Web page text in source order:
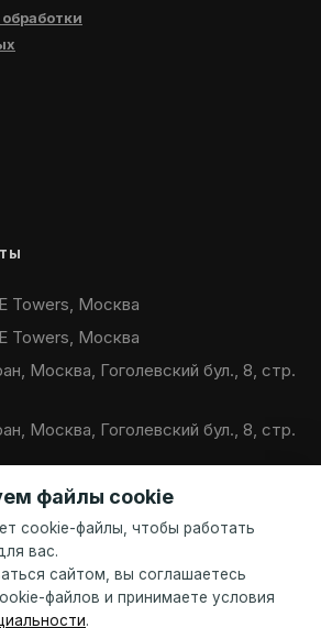
файлы cookie
cookie-файлы, чтобы работать
вас.
сайтом, вы соглашаетесь
файлов и принимаете условия
.